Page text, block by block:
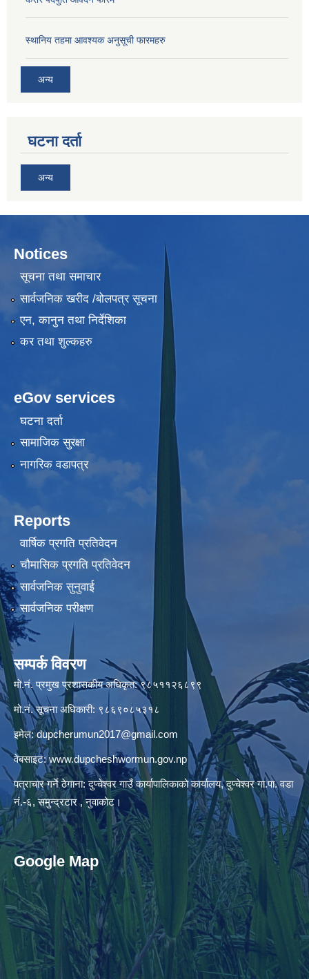
स्थानिय तहमा आवश्यक अनुसूची फारमहरु
अन्य
घटना दर्ता
अन्य
Notices
सूचना तथा समाचार
सार्वजनिक खरीद /बोलपत्र सूचना
एन, कानुन तथा निर्देशिका
कर तथा शुल्कहरु
eGov services
घटना दर्ता
सामाजिक सुरक्षा
नागरिक वडापत्र
Reports
वार्षिक प्रगति प्रतिवेदन
चौमासिक प्रगति प्रतिवेदन
सार्वजनिक सुनुवाई
सार्वजनिक परीक्षण
सम्पर्क विवरण
मो.नं. प्रमुख प्रशासकीय अधिकृत: ९८५११२६८९९
मो.नं. सूचना अधिकारी: ९८६९०८५३१८
इमेल:dupcherumun2017@gmail.com
वेबसाइट:www.dupcheshwormun.gov.np
पत्राचार गर्ने ठेगाना: दुप्चेश्वर गाउँ कार्यापालिकाको कार्यालय, दुप्चेश्वर गा.पा. वडा
नं.-६, समुन्द्रटार , नुवाकोट।
Google Map